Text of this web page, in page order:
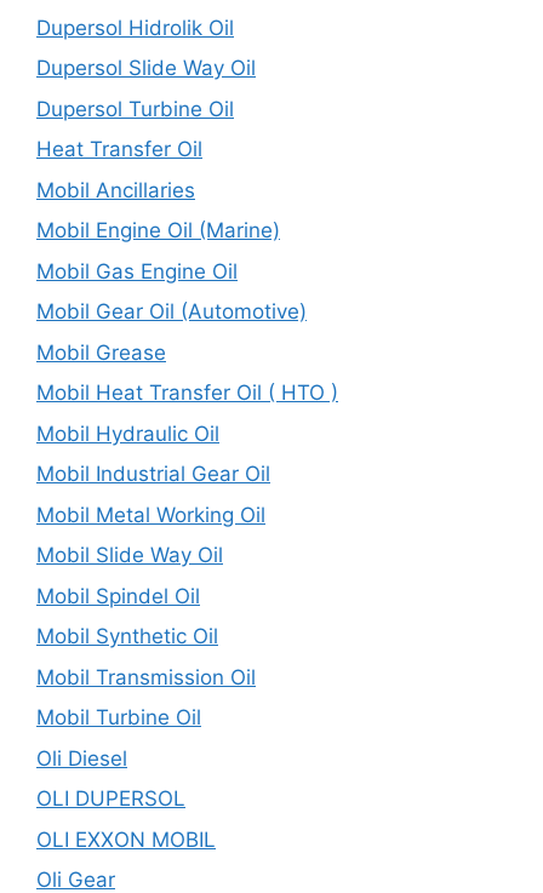
Dupersol Hidrolik Oil
Dupersol Slide Way Oil
Dupersol Turbine Oil
Heat Transfer Oil
Mobil Ancillaries
Mobil Engine Oil (Marine)
Mobil Gas Engine Oil
Mobil Gear Oil (Automotive)
Mobil Grease
Mobil Heat Transfer Oil ( HTO )
Mobil Hydraulic Oil
Mobil Industrial Gear Oil
Mobil Metal Working Oil
Mobil Slide Way Oil
Mobil Spindel Oil
Mobil Synthetic Oil
Mobil Transmission Oil
Mobil Turbine Oil
Oli Diesel
OLI DUPERSOL
OLI EXXON MOBIL
Oli Gear